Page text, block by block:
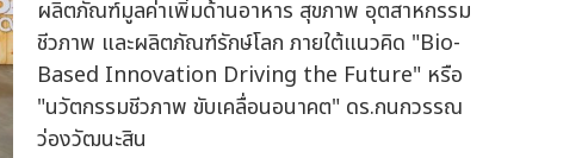
ผลิตภัณฑ์มูลค่าเพิ่มด้านอาหาร สุขภาพ อุตสาหกรรม
ชีวภาพ และผลิตภัณฑ์รักษ์โลก ภายใต้แนวคิด "Bio-
Based Innovation Driving the Future" หรือ
"นวัตกรรมชีวภาพ ขับเคลื่อนอนาคต" ดร.กนกวรรณ
ว่องวัฒนะสิน